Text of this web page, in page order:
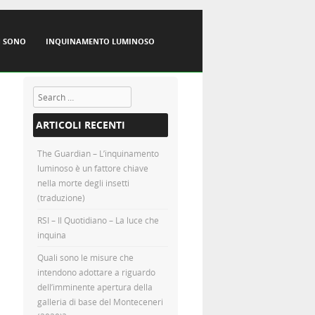
SONO INQUINAMENTO LUMINOSO
Search
ARTICOLI RECENTI
The Guardian – L’inquinamento
luminoso è un fattore chiave
nella morte degli insetti
(traduzione)
RSI – Il Quotidiano – La luce che
inquina
Quali sono le misure che
intendono adottare a riguardo
dell’imminente apertura della
galleria di base del Monteceneri